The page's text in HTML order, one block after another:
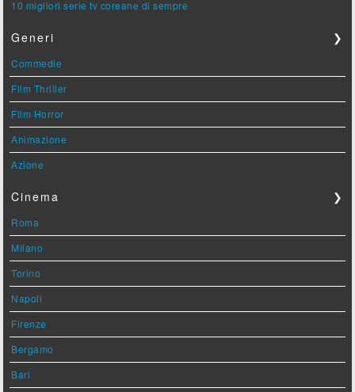
10 migliori serie tv coreane di sempre
Generi ❯
Commedie
Film Thriller
Film Horror
Animazione
Azione
Cinema ❯
Roma
Milano
Torino
Napoli
Firenze
Bergamo
Bari